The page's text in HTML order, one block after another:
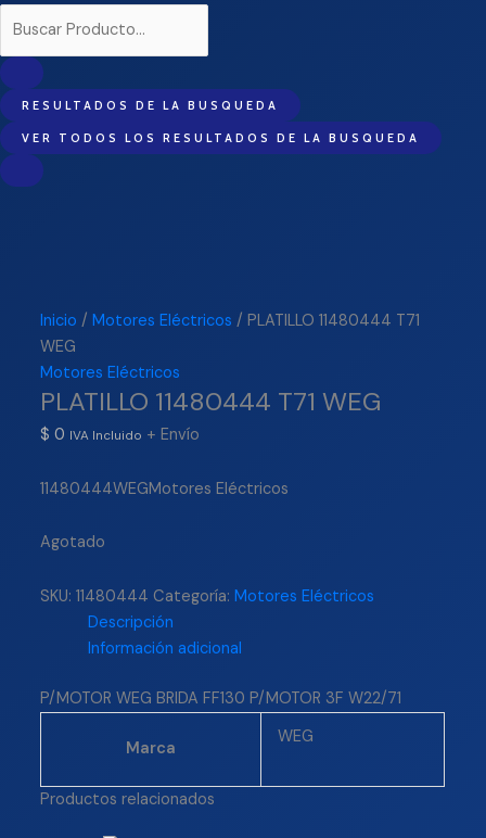
RESULTADOS DE LA BUSQUEDA
VER TODOS LOS RESULTADOS DE LA BUSQUEDA
Inicio /Motores Eléctricos / PLATILLO 11480444 T71
WEG
Motores Eléctricos
PLATILLO 11480444 T71 WEG
$ 0 IVA Incluido + Envío
11480444WEGMotores Eléctricos
Agotado
SKU:11480444 Categoría:Motores Eléctricos
Descripción
Información adicional
P/MOTOR WEG BRIDA FF130 P/MOTOR 3F W22/71
Marca
WEG
Productos relacionados